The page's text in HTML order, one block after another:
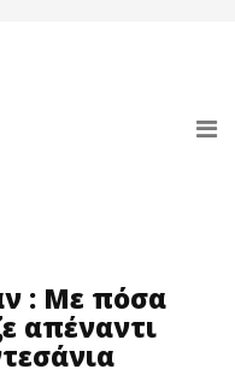
: Με πόσα
απέναντι